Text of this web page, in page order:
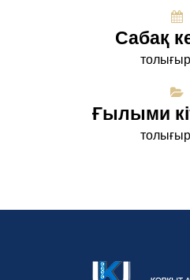
Сабақ
Ғылыми